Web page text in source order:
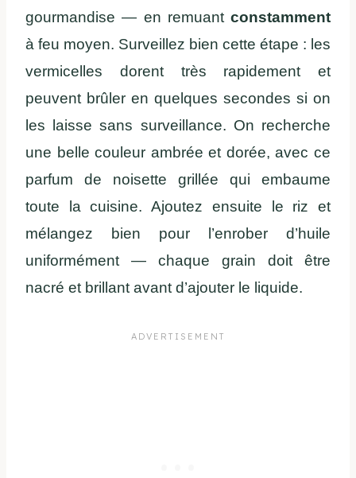
gourmandise — en remuant constamment
à feu moyen. Surveillez bien cette étape : les
vermicelles dorent très rapidement et
peuvent brûler en quelques secondes si on
les laisse sans surveillance. On recherche
une belle couleur ambrée et dorée, avec ce
parfum de noisette grillée qui embaume
toute la cuisine. Ajoutez ensuite le riz et
mélangez bien pour l’enrober d’huile
uniformément — chaque grain doit être
nacré et brillant avant d’ajouter le liquide.